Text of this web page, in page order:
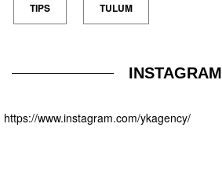
TIPS TULUM
INSTAGRAM
https://www.instagram.com/ykagency/